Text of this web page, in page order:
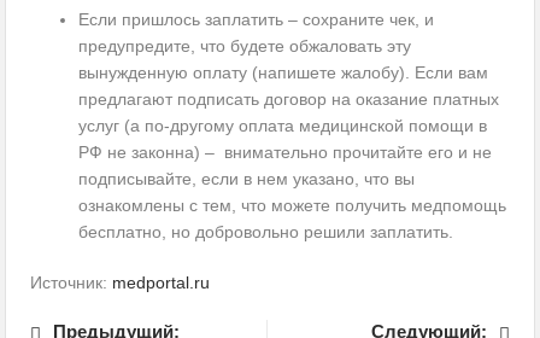
Если пришлось заплатить – сохраните чек, и
предупредите, что будете обжаловать эту
вынужденную оплату (напишете жалобу). Если вам
предлагают подписать договор на оказание платных
услуг (а по-другому оплата медицинской помощи в
РФ не законна) – внимательно прочитайте его и не
подписывайте, если в нем указано, что вы
ознакомлены с тем, что можете получить медпомощь
бесплатно, но добровольно решили заплатить.
Источник: medportal.ru
Предыдущий:
Следующий: